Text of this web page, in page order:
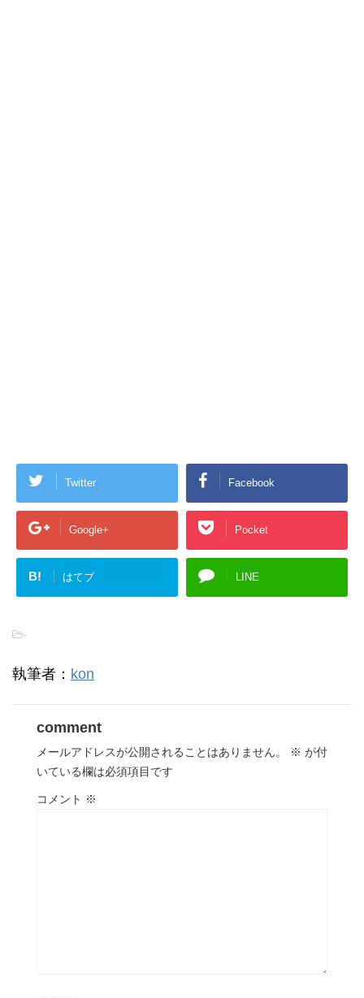
Twitter Facebook
Google+ Pocket
B! はてブ LINE
-
執筆者： kon
comment
メールアドレスが公開されることはありません。 ※ が付
いている欄は必須項目です
コメント ※